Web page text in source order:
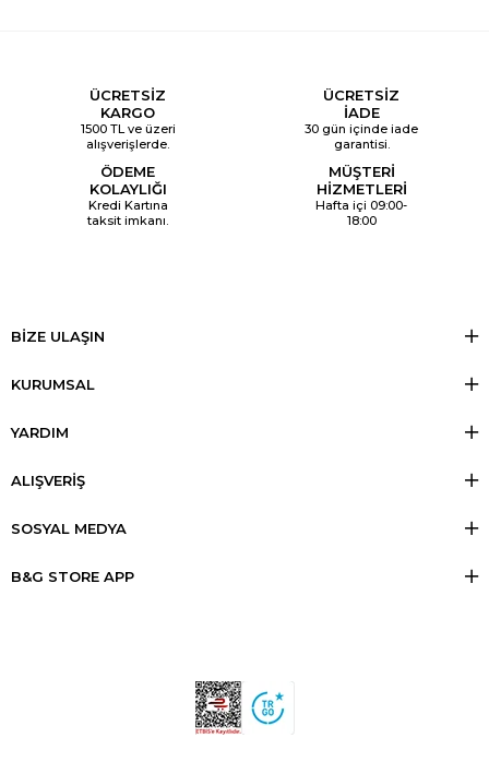
ÜCRETSİZ
KARGO
1500 TL ve üzeri
alışverişlerde.
ÜCRETSİZ
İADE
30 gün içinde iade
garantisi.
ÖDEME
KOLAYLIĞI
Kredi Kartına
taksit imkanı.
MÜŞTERİ
HİZMETLERİ
Hafta içi 09:00-
18:00
BİZE ULAŞIN
KURUMSAL
YARDIM
ALIŞVERİŞ
SOSYAL MEDYA
B&G STORE APP